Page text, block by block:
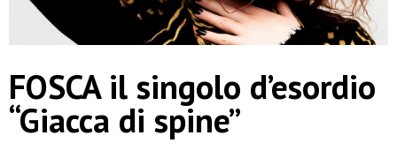
FOSCA il singolo d’esordio
“Giacca di spine”